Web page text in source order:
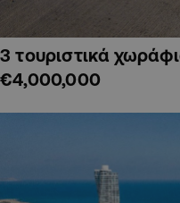
3 τουριστικά
€4,000,000